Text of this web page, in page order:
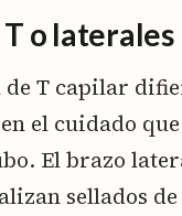
o laterales
T capilar
el cuidado
El brazo
sellados